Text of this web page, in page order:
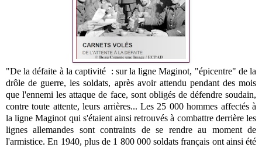
"De la défaite à la captivité : sur la ligne Maginot, "épicentre" de la
drôle de guerre, les soldats, après avoir attendu pendant des mois
que l'ennemi les attaque de face, sont obligés de défendre soudain,
contre toute attente, leurs arrières... Les 25 000 hommes affectés à
la ligne Maginot qui s'étaient ainsi retrouvés à combattre derrière les
lignes allemandes sont contraints de se rendre au moment de
l'armistice. En 1940, plus de 1 800 000 soldats français ont ainsi été